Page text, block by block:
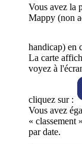
Vous avez la
Mappy (non
handicap) en
La carte
voyez à
cliquez sur :
Vous avez
« classement
par date.